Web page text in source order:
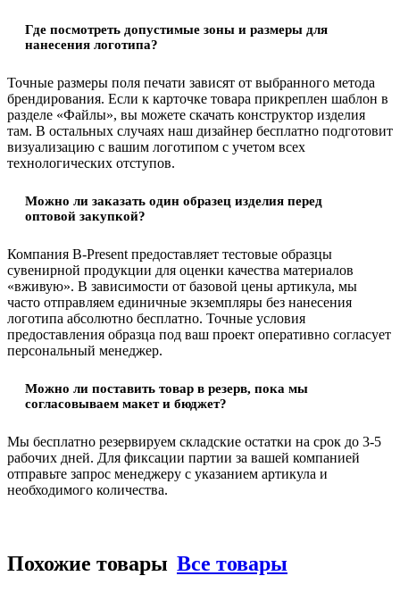
Где посмотреть допустимые зоны и размеры для
нанесения логотипа?
Точные размеры поля печати зависят от выбранного метода
брендирования. Если к карточке товара прикреплен шаблон в
разделе «Файлы», вы можете скачать конструктор изделия
там. В остальных случаях наш дизайнер бесплатно подготовит
визуализацию с вашим логотипом с учетом всех
технологических отступов.
Можно ли заказать один образец изделия перед
оптовой закупкой?
Компания B-Present предоставляет тестовые образцы
сувенирной продукции для оценки качества материалов
«вживую». В зависимости от базовой цены артикула, мы
часто отправляем единичные экземпляры без нанесения
логотипа абсолютно бесплатно. Точные условия
предоставления образца под ваш проект оперативно согласует
персональный менеджер.
Можно ли поставить товар в резерв, пока мы
согласовываем макет и бюджет?
Мы бесплатно резервируем складские остатки на срок до 3-5
рабочих дней. Для фиксации партии за вашей компанией
отправьте запрос менеджеру с указанием артикула и
необходимого количества.
Похожие товары Все товары